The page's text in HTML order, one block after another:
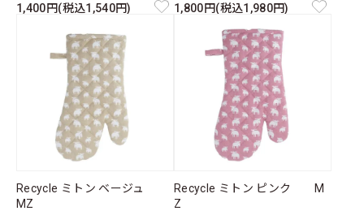
1,400円(税込1,540円)
1,800円(税込1,980円)
Recycle ミトン ベージュ
MZ
Recycle ミトン ピンク M
Z